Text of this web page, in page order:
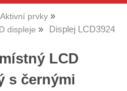
Aktivní prvky
displeje Displej LCD3924
LCD
s černými